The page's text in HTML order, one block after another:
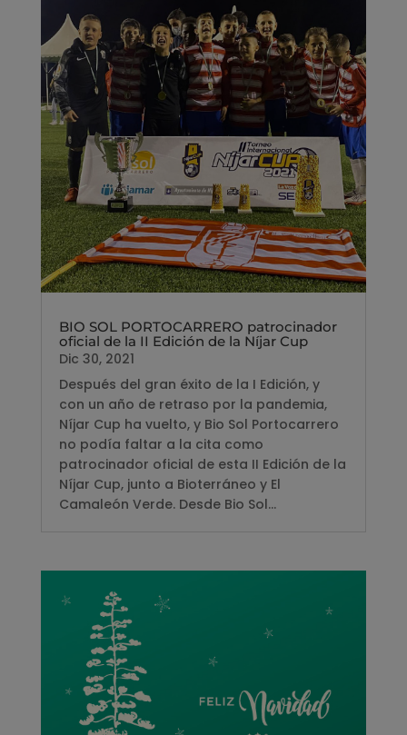
BIO SOL PORTOCARRERO patrocinador
oficial de la II Edición de la Níjar Cup
Dic 30, 2021
Después del gran éxito de la I Edición, y
con un año de retraso por la pandemia,
Níjar Cup ha vuelto, y Bio Sol Portocarrero
no podía faltar a la cita como
patrocinador oficial de esta II Edición de la
Níjar Cup, junto a Bioterráneo y El
Camaleón Verde. Desde Bio Sol...